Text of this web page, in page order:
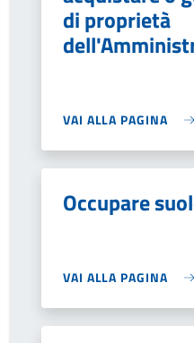
di proprietà
VAI ALLA PAGINA
Occupare
VAI ALLA PAGINA